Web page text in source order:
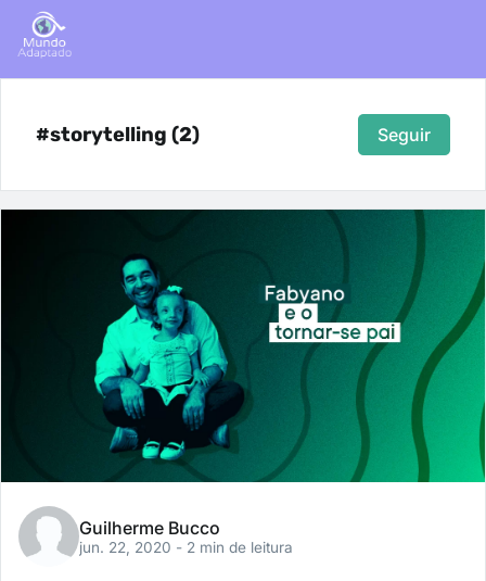
#storytelling (2) Seguir
Guilherme Bucco
jun. 22, 2020 - 2 min de leitura